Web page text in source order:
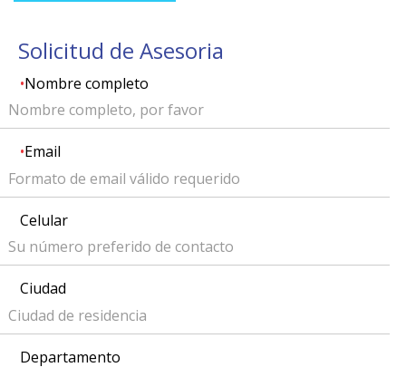
Solicitud de Asesoria
•Nombre completo
•Email
Celular
Ciudad
Departamento